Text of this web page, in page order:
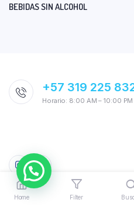
Home Filter
BEBIDAS SIN ALCOHOL
+57 319 225
Horario: 8:00 AM – 10:00 PM